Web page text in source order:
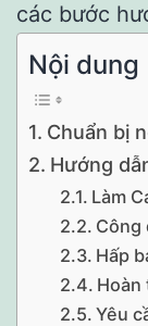
các bước
Nội dung
Chuẩn bị
Hướng
Làm
Công
Hấp
Yêu